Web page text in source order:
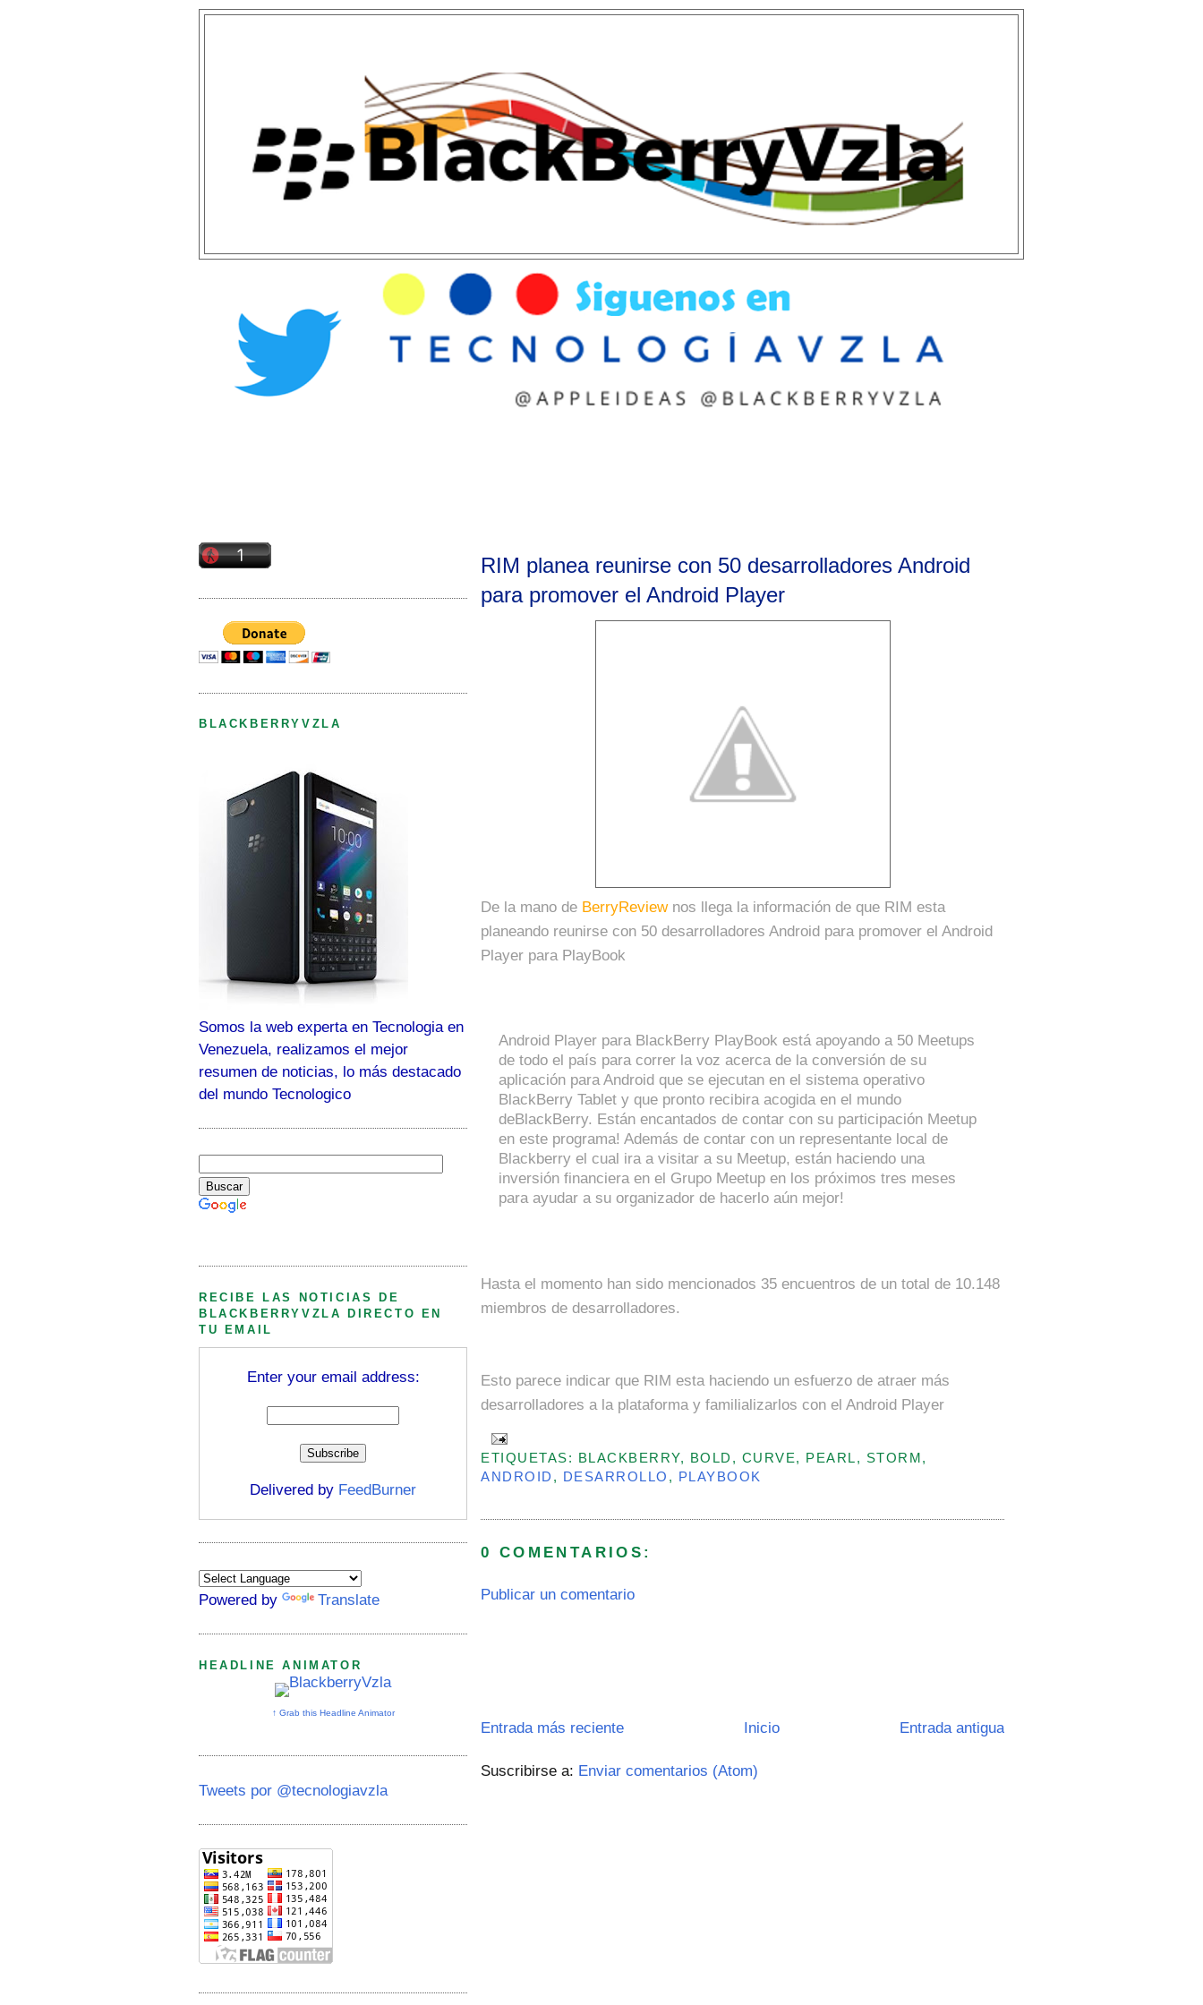
RIM planea reunirse con 50 desarrolladores Android
para promover el Android Player
De la mano de BerryReviewnos llega la información de que RIM esta
planeando reunirse con 50 desarrolladores Android para promover el Android
Player para PlayBook
Android Player para BlackBerry PlayBook está apoyando a 50 Meetups
de todo el país para correr la voz acerca de la conversión de su
aplicación para Android que se ejecutan en el sistema operativo
BlackBerry Tablet y que pronto recibira acogida en el mundo
deBlackBerry. Están encantados de contar con su participación Meetup
en este programa! Además de contar con un representante local de
Blackberry el cual ira a visitar a su Meetup, están haciendo una
inversión financiera en el Grupo Meetup en los próximos tres meses
para ayudar a su organizador de hacerlo aún mejor!
Hasta el momento han sido mencionados 35 encuentros de un total de 10.148
miembros de desarrolladores.
Esto parece indicar que RIM esta haciendo un esfuerzo de atraer más
desarrolladores a la plataforma y familializarlos con el Android Player
ETIQUETAS: BLACKBERRY, BOLD, CURVE, PEARL, STORM,
ANDROID , DESARROLLO , PLAYBOOK
0 COMENTARIOS:
Publicar un comentario
Entrada más reciente Entrada antigua
Inicio
Suscribirse a: Enviar comentarios (Atom)
BLACKBERRYVZLA
Somos la web experta en Tecnologia en
Venezuela, realizamos el mejor
resumen de noticias, lo más destacado
del mundo Tecnologico
RECIBE LAS NOTICIAS DE
BLACKBERRYVZLA DIRECTO EN
TU EMAIL
Enter your email address:
Delivered by FeedBurner
Powered by Translate
HEADLINE ANIMATOR
↑ Grab this Headline Animator
Tweets por @tecnologiavzla